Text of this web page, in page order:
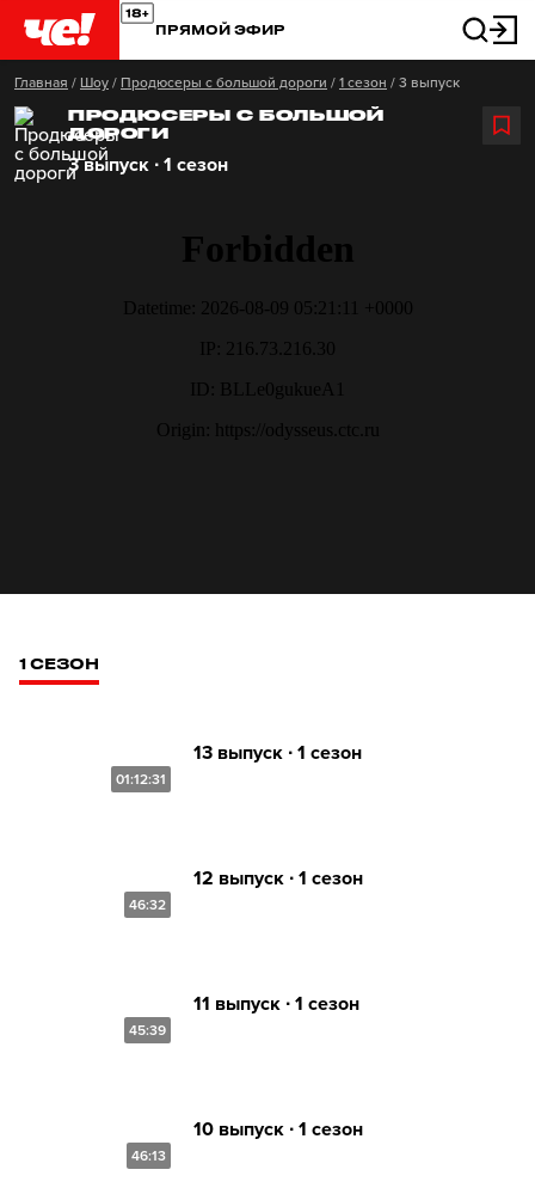
ПРЯМОЙ ЭФИР
Главная / Шоу / Продюсеры с большой дороги / 1 сезон / 3 выпуск
ПРОДЮСЕРЫ С БОЛЬШОЙ
ДОРОГИ
3 выпуск ∙ 1 сезон
1 СЕЗОН
01:12:31
13 выпуск ∙ 1 сезон
46:32
12 выпуск ∙ 1 сезон
45:39
11 выпуск ∙ 1 сезон
46:13
10 выпуск ∙ 1 сезон